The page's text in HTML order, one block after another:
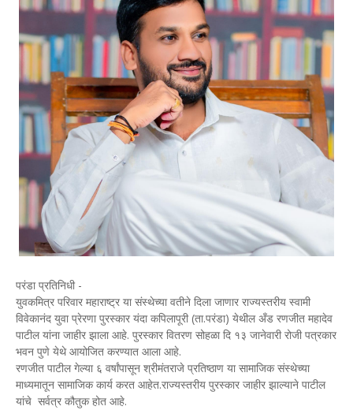
परंडा प्रतिनिधी -
युवकमित्र परिवार महाराष्ट्र या संस्थेच्या वतीने दिला जाणार राज्यस्तरीय स्वामी
विवेकानंद युवा प्रेरणा पुरस्कार यंदा कपिलापूरी (ता.परंडा) येथील अँड रणजीत महादेव
पाटील यांना जाहीर झाला आहे. पुरस्कार वितरण सोहळा दि १३ जानेवारी रोजी पत्रकार
भवन पुणे येथे आयोजित करण्यात आला आहे.
रणजीत पाटील गेल्या ६ वर्षांपासून श्रीमंतराजे प्रतिष्ठाण या सामाजिक संस्थेच्या
माध्यमातून सामाजिक कार्य करत आहेत.राज्यस्तरीय पुरस्कार जाहीर झाल्याने पाटील
यांचे सर्वत्र कौतुक होत आहे.